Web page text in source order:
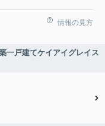
情報の見方
一戸建てケイアイグレイス